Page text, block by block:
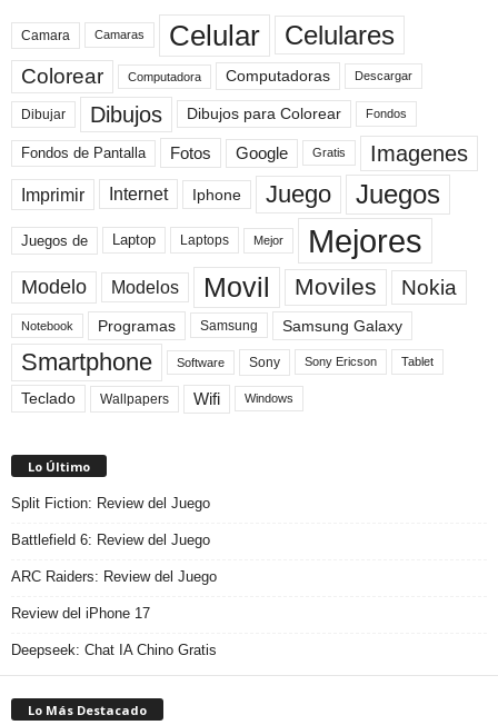
Camara Camaras Celular Celulares
Colorear Computadora Computadoras Descargar
Dibujar Dibujos Dibujos para Colorear Fondos
Fondos de Pantalla Fotos Google Gratis Imagenes
Imprimir Internet Iphone Juego Juegos
Juegos de Laptop Laptops Mejor Mejores
Modelo Modelos Movil Moviles Nokia
Notebook Programas Samsung Samsung Galaxy
Smartphone Software Sony Sony Ericson Tablet
Teclado Wallpapers Wifi Windows
Lo Último
Split Fiction: Review del Juego
Battlefield 6: Review del Juego
ARC Raiders: Review del Juego
Review del iPhone 17
Deepseek: Chat IA Chino Gratis
Lo Más Destacado